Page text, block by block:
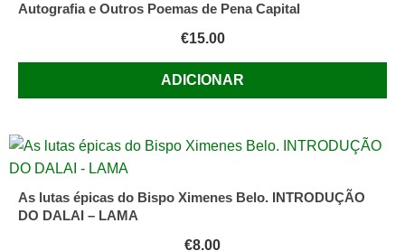
Autografia e Outros Poemas de Pena Capital
€15.00
ADICIONAR
As lutas épicas do Bispo Ximenes Belo. INTRODUÇÃO
DO DALAI – LAMA
€8.00